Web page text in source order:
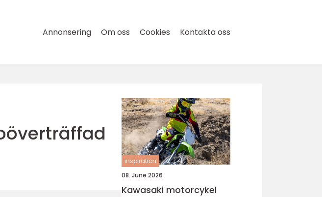
Annonsering Om oss Cookies Kontakta oss
inspiration
08. June 2026
Kawasaki motorcykel